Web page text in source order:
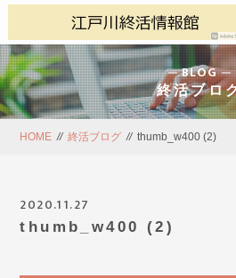
BLOG
終活ブロ
HOME // 終活ブログ // thumb_w400 (2)
2020.11.27
thumb_w400 (2)